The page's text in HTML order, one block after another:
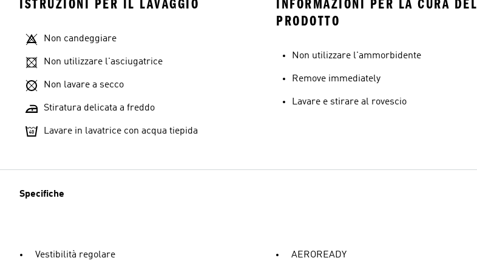
ISTRUZIONI PER IL LAVAGGIO
Non candeggiare
Non utilizzare l'asciugatrice
Non lavare a secco
Stiratura delicata a freddo
Lavare in lavatrice con acqua tiepida
INFORMAZIONI PER LA CURA DEL
PRODOTTO
Non utilizzare l'ammorbidente
Remove immediately
Lavare e stirare al rovescio
Specifiche
Vestibilità regolare AEROREADY